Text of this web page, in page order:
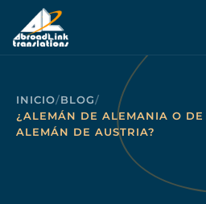
Saltar al contenido principal
INICIO/BLOG/
¿ALEMÁN DE ALEMANIA O DE
ALEMÁN DE AUSTRIA?